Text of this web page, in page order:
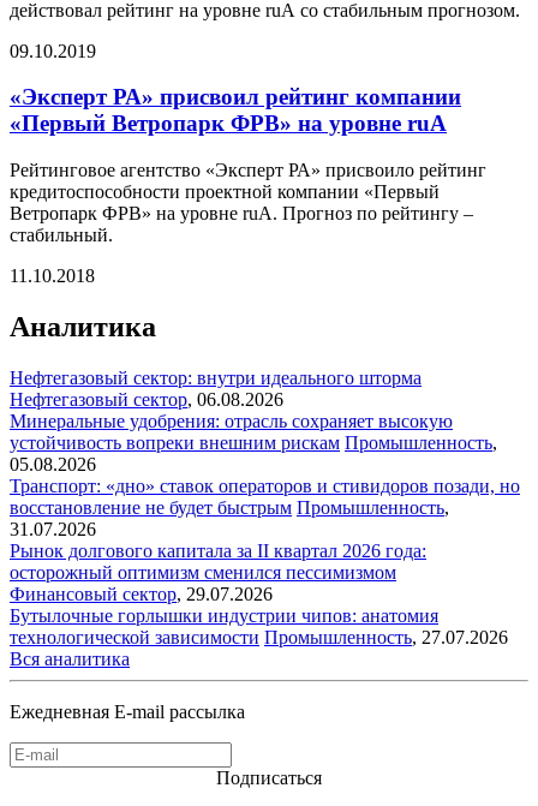
действовал рейтинг на уровне ruА со стабильным прогнозом.
09.10.2019
«Эксперт РА» присвоил рейтинг компании
«Первый Ветропарк ФРВ» на уровне ruA
Рейтинговое агентство «Эксперт РА» присвоило рейтинг
кредитоспособности проектной компании «Первый
Ветропарк ФРВ» на уровне ruA. Прогноз по рейтингу –
стабильный.
11.10.2018
Аналитика
Нефтегазовый сектор: внутри идеального шторма
Нефтегазовый сектор, 06.08.2026
Минеральные удобрения: отрасль сохраняет высокую
устойчивость вопреки внешним рискам Промышленность,
05.08.2026
Транспорт: «дно» ставок операторов и стивидоров позади, но
восстановление не будет быстрым Промышленность,
31.07.2026
Рынок долгового капитала за II квартал 2026 года:
осторожный оптимизм сменился пессимизмом
Финансовый сектор, 29.07.2026
Бутылочные горлышки индустрии чипов: анатомия
технологической зависимости Промышленность, 27.07.2026
Вся аналитика
Ежедневная E-mail рассылка
Подписаться